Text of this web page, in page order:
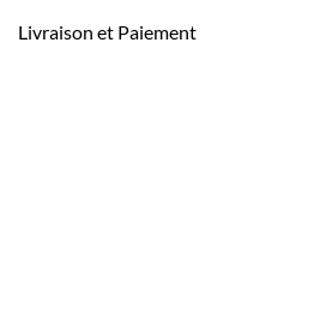
Livraison et Paiement